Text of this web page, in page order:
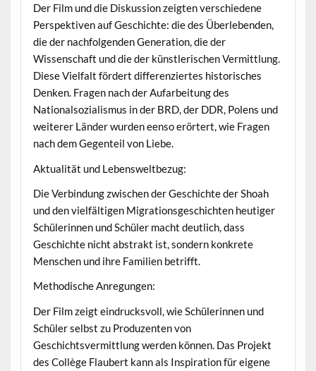
Der Film und die Diskussion zeigten verschiedene
Perspektiven auf Geschichte: die des Überlebenden,
die der nachfolgenden Generation, die der
Wissenschaft und die der künstlerischen Vermittlung.
Diese Vielfalt fördert differenziertes historisches
Denken. Fragen nach der Aufarbeitung des
Nationalsozialismus in der BRD, der DDR, Polens und
weiterer Länder wurden eenso erörtert, wie Fragen
nach dem Gegenteil von Liebe.
Aktualität und Lebensweltbezug:
Die Verbindung zwischen der Geschichte der Shoah
und den vielfältigen Migrationsgeschichten heutiger
Schülerinnen und Schüler macht deutlich, dass
Geschichte nicht abstrakt ist, sondern konkrete
Menschen und ihre Familien betrifft.
Methodische Anregungen:
Der Film zeigt eindrucksvoll, wie Schülerinnen und
Schüler selbst zu Produzenten von
Geschichtsvermittlung werden können. Das Projekt
des Collège Flaubert kann als Inspiration für eigene